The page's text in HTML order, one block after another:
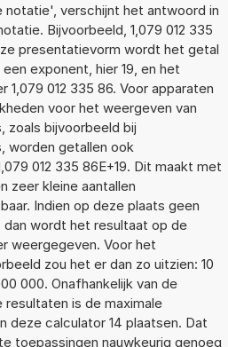
notatie', verschijnt het antwoord in
Bijvoorbeeld, 1,079 012 335
presentatievorm wordt het getal
exponent, hier 19, en het
1,079 012 335 86. Voor apparaten
voor het weergeven van
zoals bijvoorbeeld bij
worden getallen ook
012 335 86E+19. Dit maakt met
zeer kleine aantallen
Indien op deze plaats geen
dan wordt het resultaat op de
weergegeven. Voor het
zou het er dan zo uitzien: 10
000. Onafhankelijk van de
is de maximale
deze calculator 14 plaatsen. Dat
toepassingen nauwkeurig genoeg